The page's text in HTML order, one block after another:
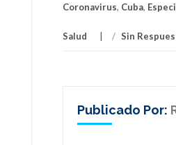
Coronavirus, Cuba,
Salud / Sin
Publicado Por: